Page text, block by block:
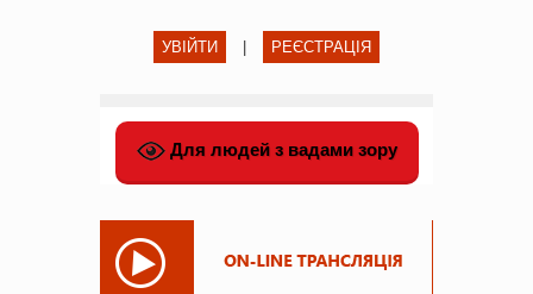
УВІЙТИ РЕЄСТРАЦІЯ
Для людей з вадами зору